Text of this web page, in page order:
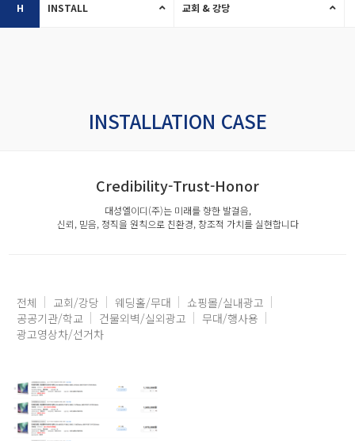
H INSTALL 교회 & 강당
INSTALLATION CASE
Credibility-Trust-Honor
대성엘이디(주)는 미래를 향한 발걸음,
신뢰, 믿음, 정직을 원칙으로 친환경, 창조적 가치를 실현합니다
전체 교회/강당 웨딩홀/무대
쇼핑몰/실내광고
공공기관/학교
건물외벽/실외광고
무대/행사용
광고영상차/선거차